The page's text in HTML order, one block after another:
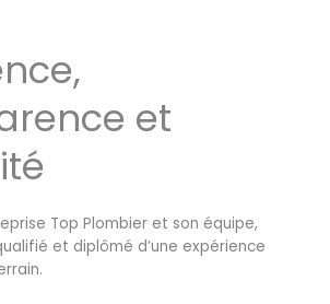
et
Top Plombier et son équipe,
et diplômé d’une expérience